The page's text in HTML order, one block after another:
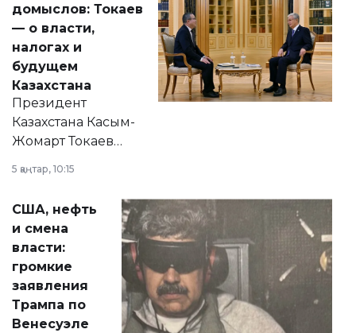
домыслов: Токаев
— о власти,
налогах и
будущем
Казахстана
Президент
Казахстана Касым-
Жомарт Токаев
сразу несколько
актуальных тем —
от слухов о
политических
реформах до
вопросов армии,
экономики и
личного здоровья.
5 қаңтар, 10:15
США, нефть
и смена
власти:
громкие
заявления
Трампа по
Венесуэле